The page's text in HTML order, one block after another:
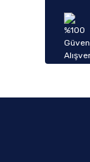
Ürün
Bu